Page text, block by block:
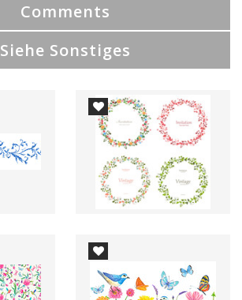
Comments
Siehe Sonstiges